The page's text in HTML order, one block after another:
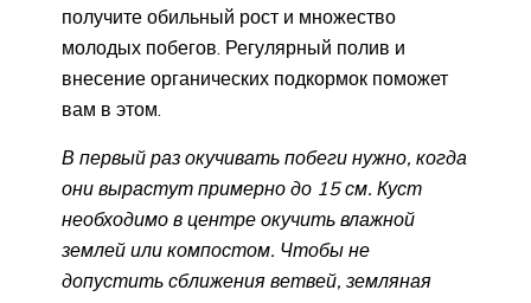
получите обильный рост и множество
молодых побегов. Регулярный полив и
внесение органических подкормок поможет
вам в этом.
В первый раз окучивать побеги нужно, когда
они вырастут примерно до 15 см. Куст
необходимо в центре окучить влажной
землей или компостом. Чтобы не
допустить сближения ветвей, земляная